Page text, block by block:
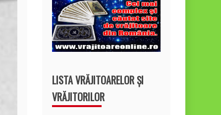
LISTA VRĂJITOARELOR ȘI
VRĂJITORILOR